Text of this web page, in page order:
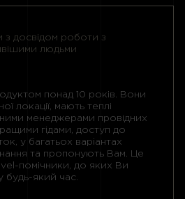
досвідом роботи з
людьми
понад 10 років. Вони
локації, мають теплі
менеджерами провідних
гідами, доступ до
у багатьох варіантах
та пропонують Вам. Це
помічники, до яких Ви
будь-який час.